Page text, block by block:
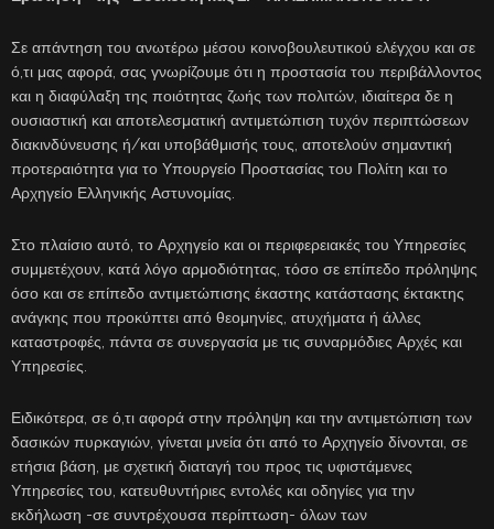
Σε απάντηση του ανωτέρω μέσου κοινοβουλευτικού ελέγχου και σε
ό,τι μας αφορά, σας γνωρίζουμε ότι η προστασία του περιβάλλοντος
και η διαφύλαξη της ποιότητας ζωής των πολιτών, ιδιαίτερα δε η
ουσιαστική και αποτελεσματική αντιμετώπιση τυχόν περιπτώσεων
διακινδύνευσης ή/και υποβάθμισής τους, αποτελούν σημαντική
προτεραιότητα για το Υπουργείο Προστασίας του Πολίτη και το
Αρχηγείο Ελληνικής Αστυνομίας.
Στο πλαίσιο αυτό, το Αρχηγείο και οι περιφερειακές του Υπηρεσίες
συμμετέχουν, κατά λόγο αρμοδιότητας, τόσο σε επίπεδο πρόληψης
όσο και σε επίπεδο αντιμετώπισης έκαστης κατάστασης έκτακτης
ανάγκης που προκύπτει από θεομηνίες, ατυχήματα ή άλλες
καταστροφές, πάντα σε συνεργασία με τις συναρμόδιες Αρχές και
Υπηρεσίες.
Ειδικότερα, σε ό,τι αφορά στην πρόληψη και την αντιμετώπιση των
δασικών πυρκαγιών, γίνεται μνεία ότι από το Αρχηγείο δίνονται, σε
ετήσια βάση, με σχετική διαταγή του προς τις υφιστάμενες
Υπηρεσίες του, κατευθυντήριες εντολές και οδηγίες για την
εκδήλωση -σε συντρέχουσα περίπτωση- όλων των